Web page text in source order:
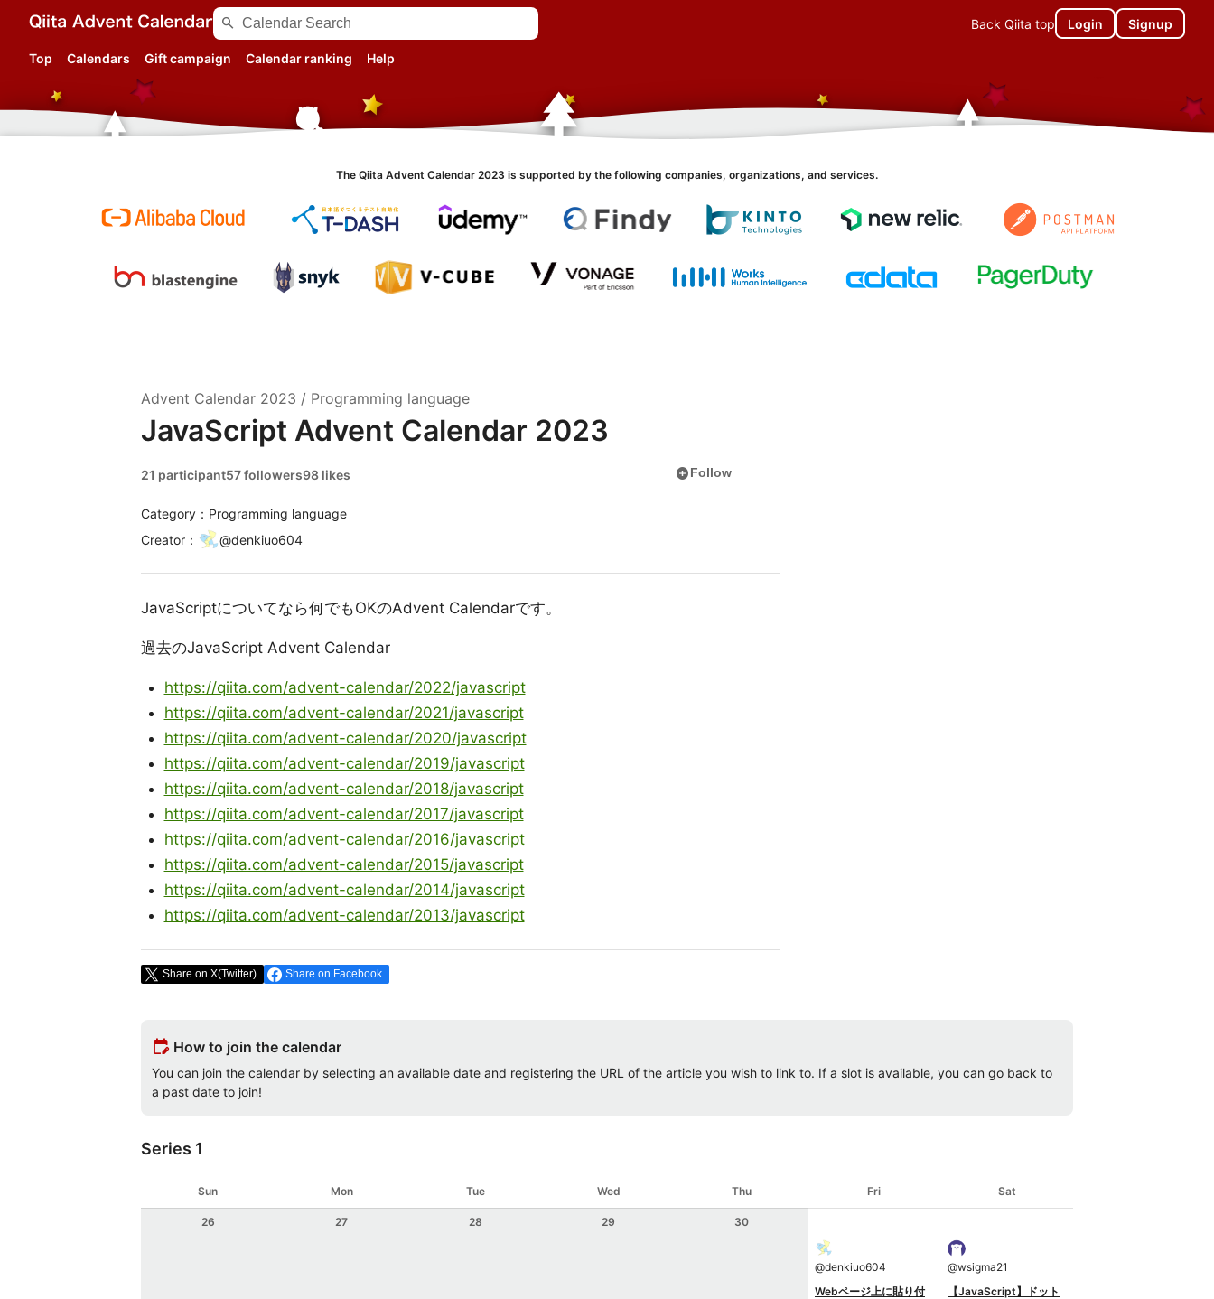
search Back Qiita top Login Signup
Top Calendars Gift campaign Calendar ranking Help
The Qiita Advent Calendar 2023 is supported by the following companies, organizations, and services.
Advent Calendar 2023 / Programming language
JavaScript Advent Calendar 2023
21 participant57 followers98 likes add_circleFollow
Category：Programming language
Creator ： @denkiuo604
JavaScriptについてなら何でもOKのAdvent Calendarです。
過去のJavaScript Advent Calendar
https://qiita.com/advent-calendar/2022/javascript
https://qiita.com/advent-calendar/2021/javascript
https://qiita.com/advent-calendar/2020/javascript
https://qiita.com/advent-calendar/2019/javascript
https://qiita.com/advent-calendar/2018/javascript
https://qiita.com/advent-calendar/2017/javascript
https://qiita.com/advent-calendar/2016/javascript
https://qiita.com/advent-calendar/2015/javascript
https://qiita.com/advent-calendar/2014/javascript
https://qiita.com/advent-calendar/2013/javascript
Share on X(Twitter) Share on Facebook
edit_calendar How to join the calendar
You can join the calendar by selecting an available date and registering the URL of the article you wish to link to. If a slot is available, you can go back to
a past date to join!
Series 1
Sun Mon Tue Wed Thu Fri Sat
26 27 28 29 30
@denkiuo604
Webページ上に貼り付
@wsigma21
【JavaScript】ドット